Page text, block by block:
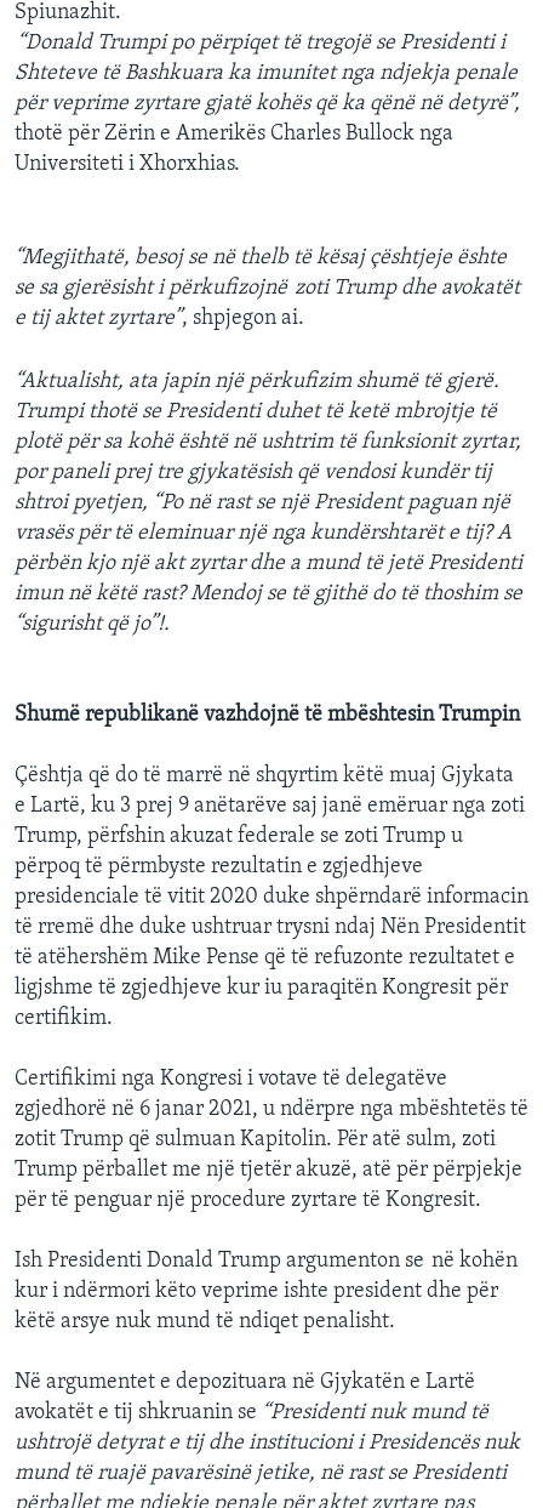
Spiunazhit.
“Donald Trumpi po përpiqet të tregojë se Presidenti i
Shteteve të Bashkuara ka imunitet nga ndjekja penale
për veprime zyrtare gjatë kohës që ka qënë në detyrë”,
thotë për Zërin e Amerikës Charles Bullock nga
Universiteti i Xhorxhias.
“Megjithatë, besoj se në thelb të kësaj çështjeje ështe
se sa gjerësisht i përkufizojnë zoti Trump dhe avokatët
e tij aktet zyrtare”, shpjegon ai.
“Aktualisht, ata japin një përkufizim shumë të gjerë.
Trumpi thotë se Presidenti duhet të ketë mbrojtje të
plotë për sa kohë është në ushtrim të funksionit zyrtar,
por paneli prej tre gjykatësish që vendosi kundër tij
shtroi pyetjen, “Po në rast se një President paguan një
vrasës për të eleminuar një nga kundërshtarët e tij? A
përbën kjo një akt zyrtar dhe a mund të jetë Presidenti
imun në këtë rast? Mendoj se të gjithë do të thoshim se
“sigurisht që jo”!.
Shumë republikanë vazhdojnë të mbështesin Trumpin
Çështja që do të marrë në shqyrtim këtë muaj Gjykata
e Lartë, ku 3 prej 9 anëtarëve saj janë emëruar nga zoti
Trump, përfshin akuzat federale se zoti Trump u
përpoq të përmbyste rezultatin e zgjedhjeve
presidenciale të vitit 2020 duke shpërndarë informacin
të rremë dhe duke ushtruar trysni ndaj Nën Presidentit
të atëhershëm Mike Pense që të refuzonte rezultatet e
ligjshme të zgjedhjeve kur iu paraqitën Kongresit për
certifikim.
Certifikimi nga Kongresi i votave të delegatëve
zgjedhorë në 6 janar 2021, u ndërpre nga mbështetës të
zotit Trump që sulmuan Kapitolin. Për atë sulm, zoti
Trump përballet me një tjetër akuzë, atë për përpjekje
për të penguar një procedure zyrtare të Kongresit.
Ish Presidenti Donald Trump argumenton se në kohën
kur i ndërmori këto veprime ishte president dhe për
këtë arsye nuk mund të ndiqet penalisht.
Në argumentet e depozituara në Gjykatën e Lartë
avokatët e tij shkruanin se “Presidenti nuk mund të
ushtrojë detyrat e tij dhe institucioni i Presidencës nuk
mund të ruajë pavarësinë jetike, në rast se Presidenti